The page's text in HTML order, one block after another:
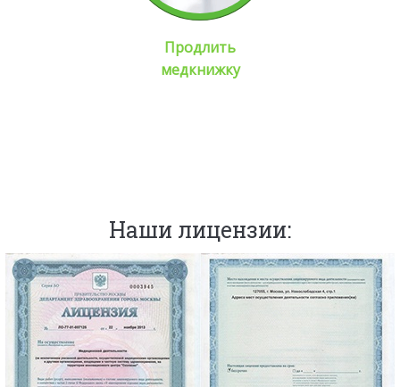
Продлить
медкнижку
Наши лицензии: